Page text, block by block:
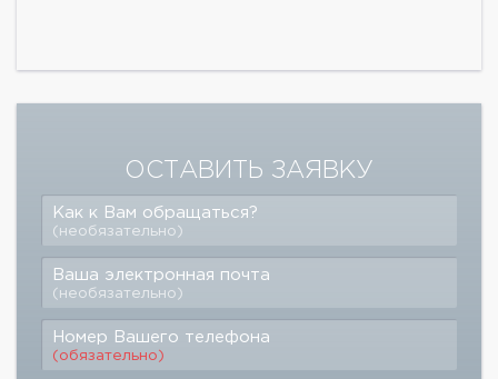
ОСТАВИТЬ ЗАЯВКУ
Как к Вам обращаться?
(необязательно)
Ваша электронная почта
(необязательно)
Номер Вашего телефона
(обязательно)